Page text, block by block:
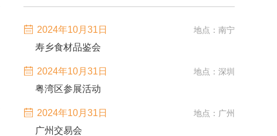
2024年10月31日 地点：南宁
寿乡食材品鉴会
2024年10月31日 地点：深圳
粤湾区参展活动
2024年10月31日 地点：广州
广州交易会